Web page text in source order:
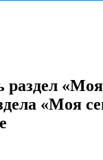
раздел
«Моя